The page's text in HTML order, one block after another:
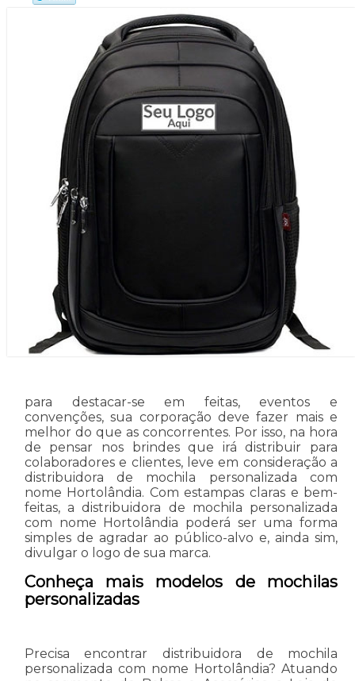
para destacar-se em feitas, eventos e
convenções, sua corporação deve fazer mais e
melhor do que as concorrentes. Por isso, na hora
de pensar nos brindes que irá distribuir para
colaboradores e clientes, leve em consideração a
distribuidora de mochila personalizada com
nome Hortolândia. Com estampas claras e bem-
feitas, a distribuidora de mochila personalizada
com nome Hortolândia poderá ser uma forma
simples de agradar ao público-alvo e, ainda sim,
divulgar o logo de sua marca.
Conheça mais modelos de mochilas
personalizadas
Precisa encontrar distribuidora de mochila
personalizada com nome Hortolândia? Atuando